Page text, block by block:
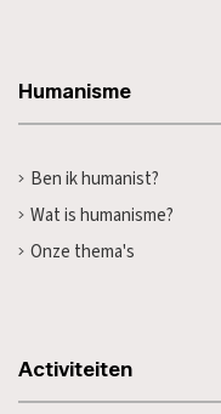
Humanisme
Ben ik humanist?
Wat is humanisme?
Onze thema's
Activiteiten